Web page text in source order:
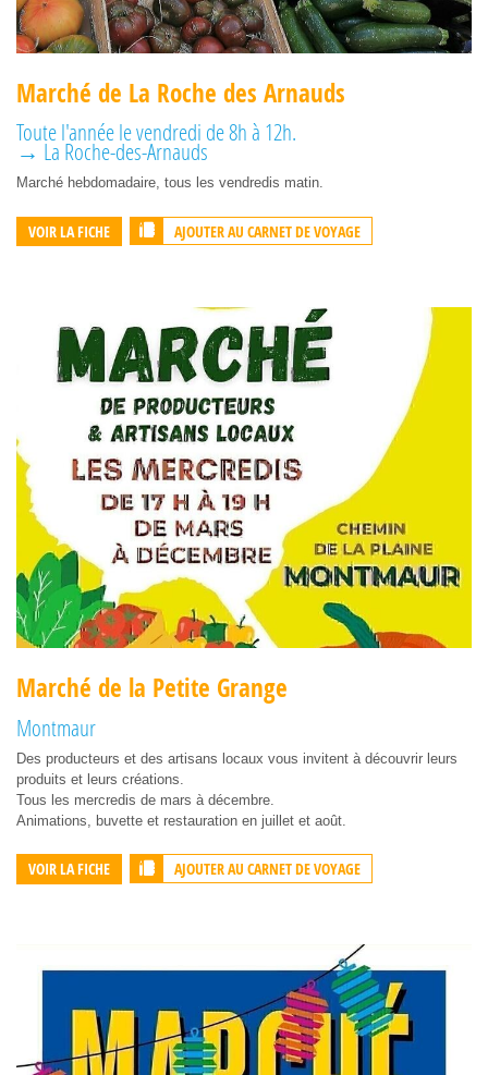
Marché de La Roche des Arnauds
Toute l'année le vendredi de 8h à 12h.
→ La Roche-des-Arnauds
Marché hebdomadaire, tous les vendredis matin.
VOIR LA FICHE AJOUTER AU CARNET DE VOYAGE
Marché de la Petite Grange
Montmaur
Des producteurs et des artisans locaux vous invitent à découvrir leurs
produits et leurs créations.
Tous les mercredis de mars à décembre.
Animations, buvette et restauration en juillet et août.
VOIR LA FICHE AJOUTER AU CARNET DE VOYAGE